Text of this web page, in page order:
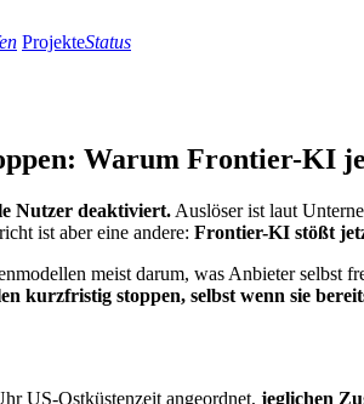
ProjekteStatus
Warum Frontier-KI
Nutzer deaktiviert. Auslöser ist laut
ist aber eine andere: Frontier-KI stößt
meist darum, was Anbieter selbst
kurzfristig stoppen, selbst wenn sie
US-Ostküstenzeit angeordnet, jeglichen